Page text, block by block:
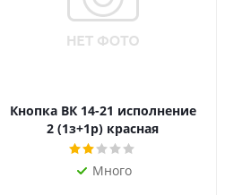
Кнопка ВК 14-21 исполнение
2 (1з+1р) красная
Много